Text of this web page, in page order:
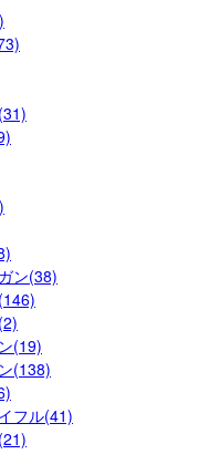
ン(38)
(19)
(138)
フル(41)